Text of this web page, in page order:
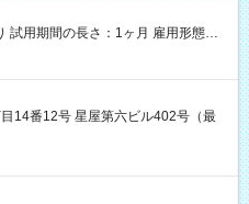
試用期間の長さ：1ヶ月 雇用形態、
14番12号 星屋第六ビル402号（最